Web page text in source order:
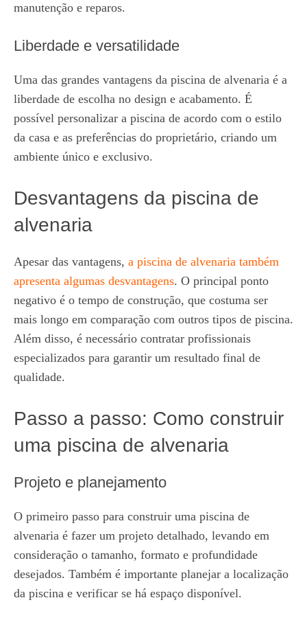
manutenção e reparos.
Liberdade e versatilidade
Uma das grandes vantagens da piscina de alvenaria é a
liberdade de escolha no design e acabamento. É
possível personalizar a piscina de acordo com o estilo
da casa e as preferências do proprietário, criando um
ambiente único e exclusivo.
Desvantagens da piscina de
alvenaria
Apesar das vantagens, a piscina de alvenaria também
apresenta algumas desvantagens. O principal ponto
negativo é o tempo de construção, que costuma ser
mais longo em comparação com outros tipos de piscina.
Além disso, é necessário contratar profissionais
especializados para garantir um resultado final de
qualidade.
Passo a passo: Como construir
uma piscina de alvenaria
Projeto e planejamento
O primeiro passo para construir uma piscina de
alvenaria é fazer um projeto detalhado, levando em
consideração o tamanho, formato e profundidade
desejados. Também é importante planejar a localização
da piscina e verificar se há espaço disponível.